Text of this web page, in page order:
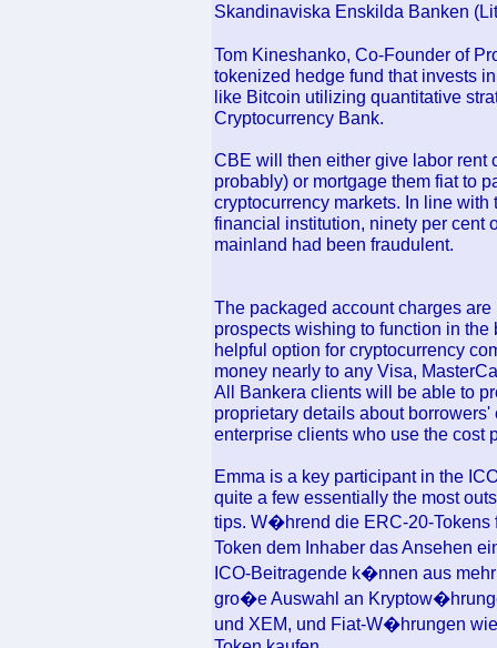
Skandinaviska Enskilda Banken
Tom Kineshanko, Co-Founder of
tokenized hedge fund that invests
like Bitcoin utilizing quantitative
Cryptocurrency Bank.
CBE will then either give labor rent
probably) or mortgage them fiat to
cryptocurrency markets. In line
financial institution, ninety per cent
mainland had been fraudulent.
The packaged account charges
prospects wishing to function in
helpful option for cryptocurrency
money nearly to any Visa,
All Bankera clients will be able to
proprietary details about
enterprise clients who use the cost
Emma is a key participant in the
quite a few essentially the most
tips. W�hrend die ERC-20-
Token dem Inhaber das Ansehen
ICO-Beitragende k�nnen aus
gro�e Auswahl an
und XEM, und Fiat-W�hrungen